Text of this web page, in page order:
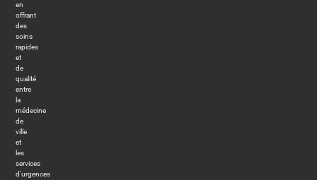
en
offrant
des
soins
rapides
et
de
qualité
entre
la
médecine
de
ville
et
les
services
d’urgences